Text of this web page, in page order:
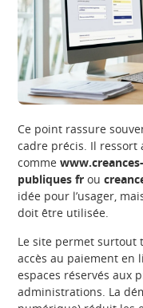
Ce point rassure
cadre précis. Il ressort
comme
publiques fr ou
idée pour l’usager,
doit être utilisée.
Le site permet surtout
accès au paiement en
espaces réservés aux
administrations. La